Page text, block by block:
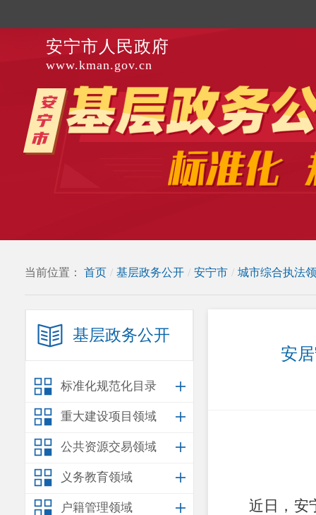
安宁市人民政府
www.kman.gov.cn
当前位置： 首页 / 基层政务公开 / 安宁市 / 城市综合执法
基层政务公开
标准化规范化目录
重大建设项目领域
公共资源交易领域
义务教育领域
户籍管理领域
安
近日 ， 安